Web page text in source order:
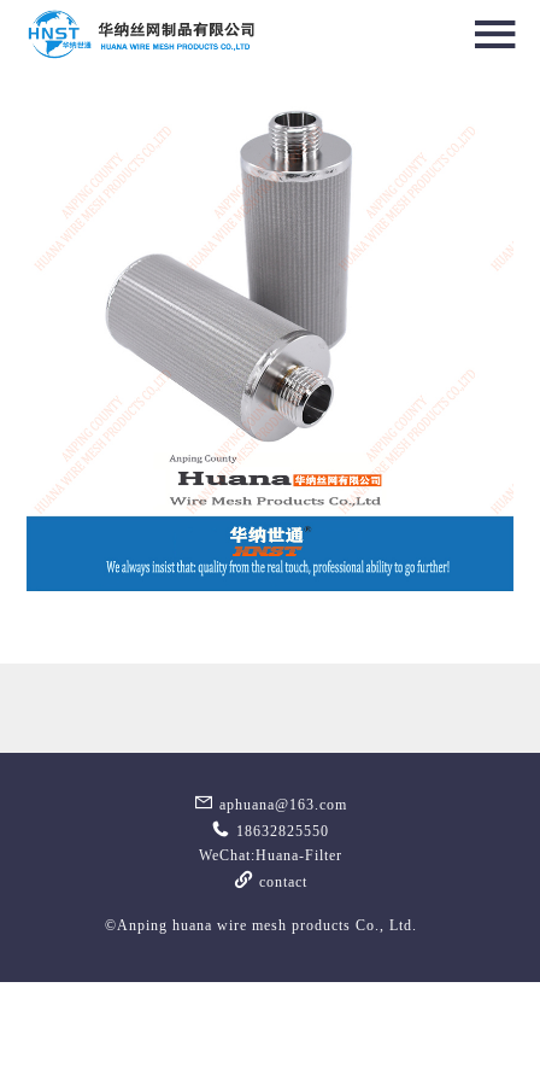
选择国家／地区
亚洲
中华人民共和国
North & South America
USA / English
Canada / English
©Anping huana wire mesh products Co., Ltd.
aphuana@163.com
18632825550
WeChat:Huana-Filter
contact